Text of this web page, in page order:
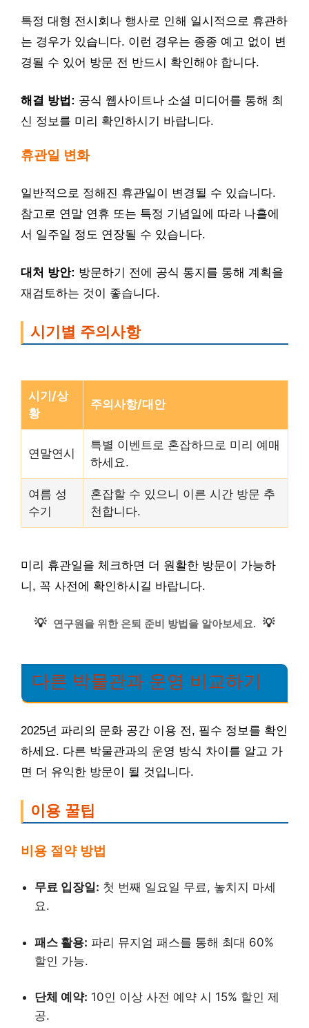
특정 대형 전시회나 행사로 인해 일시적으로 휴관하
는 경우가 있습니다. 이런 경우는 종종 예고 없이 변
경될 수 있어 방문 전 반드시 확인해야 합니다.
해결 방법: 공식 웹사이트나 소셜 미디어를 통해 최
신 정보를 미리 확인하시기 바랍니다.
휴관일 변화
일반적으로 정해진 휴관일이 변경될 수 있습니다.
참고로 연말 연휴 또는 특정 기념일에 따라 나흘에
서 일주일 정도 연장될 수 있습니다.
대처 방안: 방문하기 전에 공식 통지를 통해 계획을
재검토하는 것이 좋습니다.
시기별 주의사항
시기/상
황
주의사항/대안
연말연시
특별 이벤트로 혼잡하므로 미리 예매
하세요.
여름 성
수기
혼잡할 수 있으니 이른 시간 방문 추
천합니다.
미리 휴관일을 체크하면 더 원활한 방문이 가능하
니, 꼭 사전에 확인하시길 바랍니다.
💡 연구원을 위한 은퇴 준비 방법을 알아보세요. 💡
다른 박물관과 운영 비교하기
2025년 파리의 문화 공간 이용 전, 필수 정보를 확인
하세요. 다른 박물관과의 운영 방식 차이를 알고 가
면 더 유익한 방문이 될 것입니다.
이용 꿀팁
비용 절약 방법
무료 입장일: 첫 번째 일요일 무료, 놓치지 마세
요.
패스 활용: 파리 뮤지엄 패스를 통해 최대 60%
할인 가능.
단체 예약: 10인 이상 사전 예약 시 15% 할인 제
공.